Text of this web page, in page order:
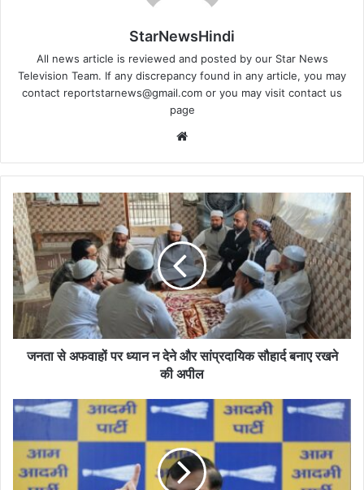
StarNewsHindi
All news article is reviewed and posted by our Star News
Television Team. If any discrepancy found in any article, you may
contact reportstarnews@gmail.com or you may visit contact us
page
जनता
से
अफवाहों
पर
ध्यान
न
देने
और
सांप्रदायिक
सौहार्द
की
जनता से अफवाहों पर ध्यान न देने और सांप्रदायिक सौहार्द बनाए रखने
की अपील
सत्येंद्र
के
खिलाफ
फिर